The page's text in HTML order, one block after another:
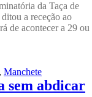
da Taça de
a receção ao
de acontecer a 29 ou
, Manchete
sem abdicar